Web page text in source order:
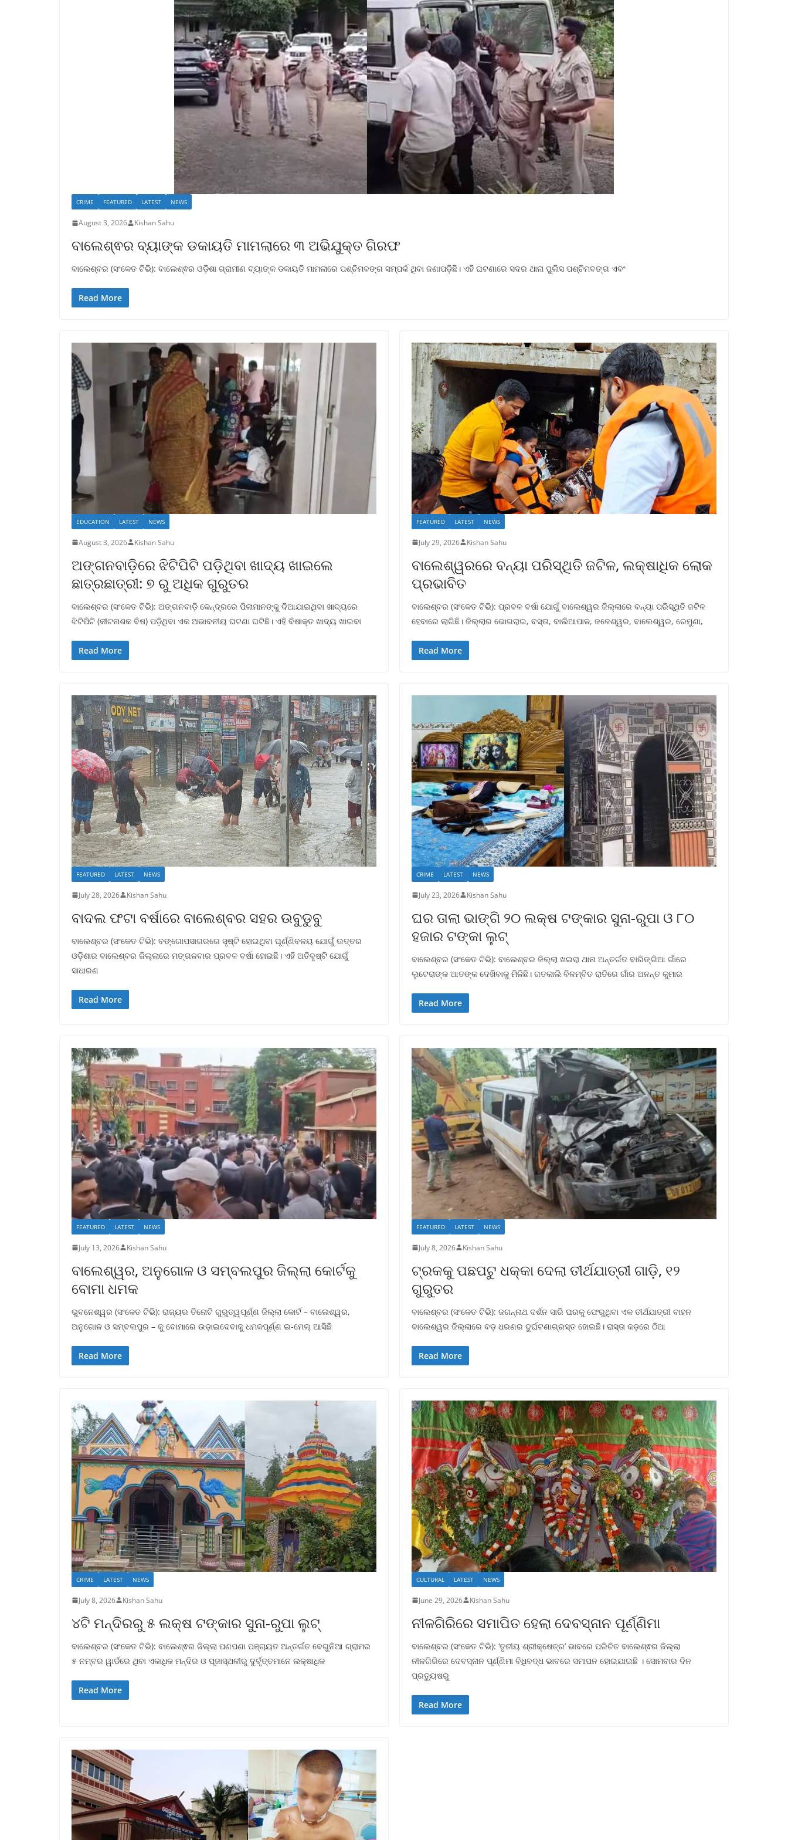
CRIME FEATURED LATEST NEWS
August 3, 2026 Kishan Sahu
ବାଲେଶ୍ଵର ବ୍ୟାଙ୍କ ଡକାୟତି ମାମଲାରେ ୩ ଅଭିଯୁକ୍ତ ଗିରଫ
ବାଲେଶ୍ବର (ସଂକେତ ଟିଭି): ବାଲେଶ୍ଵର ଓଡ଼ିଶା ଗ୍ରାମୀଣ ବ୍ୟାଙ୍କ ଡକାୟତି ମାମଲାରେ ପଶ୍ଚିମବଙ୍ଗ ସମ୍ପର୍କ ଥିବା ଜଣାପଡ଼ିଛି। ଏହି ଘଟଣାରେ ସଦର ଥାନା ପୁଲିସ ପଶ୍ଚିମବଙ୍ଗ ଏବଂ
Read More
EDUCATION LATEST NEWS
August 3, 2026 Kishan Sahu
ଅଙ୍ଗନବାଡ଼ିରେ ଝିଟିପିଟି ପଡ଼ିଥିବା ଖାଦ୍ୟ ଖାଇଲେ
ଛାତ୍ରଛାତ୍ରୀ: ୭ ରୁ ଅଧିକ ଗୁରୁତର
ବାଲେଶ୍ବର (ସଂକେତ ଟିଭି): ଅଙ୍ଗନବାଡ଼ି କେନ୍ଦ୍ରରେ ପିଲାମାନଙ୍କୁ ଦିଆଯାଇଥିବା ଖାଦ୍ୟରେ
ଝିଟିପିଟି (କୀଟନାଶକ ବିଷ) ପଡ଼ିଥିବା ଏକ ଅଭାବନୀୟ ଘଟଣା ଘଟିଛି। ଏହି ବିଷାକ୍ତ ଖାଦ୍ୟ ଖାଇବା
Read More
FEATURED LATEST NEWS
July 29, 2026 Kishan Sahu
ବାଲେଶ୍ୱରରେ ବନ୍ୟା ପରିସ୍ଥିତି ଜଟିଳ, ଲକ୍ଷାଧିକ ଲୋକ
ପ୍ରଭାବିତ
ବାଲେଶ୍ବର (ସଂକେତ ଟିଭି): ପ୍ରବଳ ବର୍ଷା ଯୋଗୁଁ ବାଲେଶ୍ୱର ଜିଲ୍ଲାରେ ବନ୍ୟା ପରିସ୍ଥିତି ଜଟିଳ
ହେବାରେ ଲାଗିଛି। ଜିଲ୍ଲାର ଭୋଗରାଇ, ବସ୍ତା, ବାଲିଆପାଳ, ଜଳେଶ୍ୱର, ବାଲେଶ୍ୱର, ରେମୁଣା,
Read More
FEATURED LATEST NEWS
July 28, 2026 Kishan Sahu
ବାଦଲ ଫଟା ବର୍ଷାରେ ବାଲେଶ୍ବର ସହର ଉବୁଡୁବୁ
ବାଲେଶ୍ବର (ସଂକେତ ଟିଭି): ବଙ୍ଗୋପସାଗରରେ ସୃଷ୍ଟି ହୋଇଥିବା ଘୂର୍ଣ୍ଣିବଳୟ ଯୋଗୁଁ ଉତ୍ତର
ଓଡ଼ିଶାର ବାଲେଶ୍ବର ଜିଲ୍ଲାରେ ମଙ୍ଗଳବାର ପ୍ରବଳ ବର୍ଷା ହୋଇଛି। ଏହି ଅତିବୃଷ୍ଟି ଯୋଗୁଁ
ସାଧାରଣ
Read More
CRIME LATEST NEWS
July 23, 2026 Kishan Sahu
ଘର ତାଲା ଭାଙ୍ଗି ୨୦ ଲକ୍ଷ ଟଙ୍କାର ସୁନା-ରୁପା ଓ ୮୦
ହଜାର ଟଙ୍କା ଲୁଟ୍
ବାଲେଶ୍ବର (ସଂକେତ ଟିଭି): ବାଲେଶ୍ବର ଜିଲ୍ଲା ଖଇରା ଥାନା ଅନ୍ତର୍ଗତ ବାରିଙ୍ଗିଆ ଗାଁରେ
ଲୁଟେରାଙ୍କ ଆତଙ୍କ ଦେଖିବାକୁ ମିଳିଛି। ଗତକାଲି ବିଳମ୍ବିତ ରାତିରେ ଗାଁର ଅନନ୍ତ କୁମାର
Read More
FEATURED LATEST NEWS
July 13, 2026 Kishan Sahu
ବାଲେଶ୍ୱର, ଅନୁଗୋଳ ଓ ସମ୍ବଲପୁର ଜିଲ୍ଲା କୋର୍ଟକୁ
ବୋମା ଧମକ
ଭୁବନେଶ୍ୱର (ସଂକେତ ଟିଭି): ରାଜ୍ୟର ତିନୋଟି ଗୁରୁତ୍ୱପୂର୍ଣ୍ଣ ଜିଲ୍ଲା କୋର୍ଟ – ବାଲେଶ୍ୱର,
ଅନୁଗୋଳ ଓ ସମ୍ବଲପୁର – କୁ ବୋମାରେ ଉଡ଼ାଇଦେବାକୁ ଧମକପୂର୍ଣ୍ଣ ଇ-ମେଲ୍ ଆସିଛି
Read More
FEATURED LATEST NEWS
July 8, 2026 Kishan Sahu
ଟ୍ରକକୁ ପଛପଟୁ ଧକ୍କା ଦେଲା ତୀର୍ଥଯାତ୍ରୀ ଗାଡ଼ି, ୧୨
ଗୁରୁତର
ବାଲେଶ୍ବର (ସଂକେତ ଟିଭି): ଜଗନ୍ନାଥ ଦର୍ଶନ ସାରି ଘରକୁ ଫେରୁଥିବା ଏକ ତୀର୍ଥଯାତ୍ରୀ ବାହନ
ବାଲେଶ୍ୱର ଜିଲ୍ଲାରେ ବଡ଼ ଧରଣର ଦୁର୍ଘଟଣାଗ୍ରସ୍ତ ହୋଇଛି। ରାସ୍ତା କଡ଼ରେ ଠିଆ
Read More
CRIME LATEST NEWS
July 8, 2026 Kishan Sahu
୪ଟି ମନ୍ଦିରରୁ ୫ ଲକ୍ଷ ଟଙ୍କାର ସୁନା-ରୁପା ଲୁଟ୍
ବାଲେଶ୍ବର (ସଂକେତ ଟିଭି): ବାଲେଶ୍ଵର ଜିଲ୍ଲା ପଣପଣା ପଞ୍ଚାୟତ ଅନ୍ତର୍ଗତ ବେଗୁନିଆ ଗ୍ରାମର
୫ ନମ୍ବର ୱାର୍ଡରେ ଥିବା ଏକାଧିକ ମନ୍ଦିର ଓ ପୂଜାସ୍ଥଳୀରୁ ଦୁର୍ବୃତ୍ତମାନେ ଲକ୍ଷାଧିକ
Read More
CULTURAL LATEST NEWS
June 29, 2026 Kishan Sahu
ନୀଳଗିରିରେ ସମାପିତ ହେଲା ଦେବସ୍ନାନ ପୂର୍ଣ୍ଣିମା
ବାଲେଶ୍ବର (ସଂକେତ ଟିଭି): ‘ତୃତୀୟ ଶ୍ରୀକ୍ଷେତ୍ର’ ଭାବରେ ପରିଚିତ ବାଲେଶ୍ଵର ଜିଲ୍ଲା
ନୀଳଗିରିରେ ଦେବସ୍ନାନ ପୂର୍ଣ୍ଣିମା ବିଧିବଦ୍ଧ ଭାବରେ ସମାପନ ହୋଇଯାଇଛି । ସୋମବାର ଦିନ
ପ୍ରତ୍ୟୁଷରୁ
Read More